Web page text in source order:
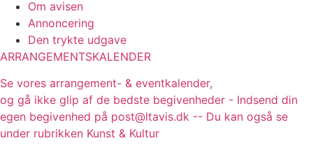
Om avisen
Annoncering
Den trykte udgave
ARRANGEMENTSKALENDER
Se vores arrangement- & eventkalender,
og gå ikke glip af de bedste begivenheder - Indsend din
egen begivenhed på post@ltavis.dk -- Du kan også se
under rubrikken Kunst & Kultur